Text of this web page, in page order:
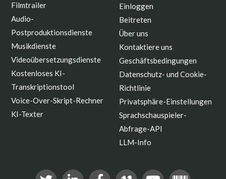
Filmtrailer
Audio-
Postproduktionsdienste
Musikdienste
Videoübersetzungsdienste
Kostenloses KI-
Transkriptionstool
Voice-Over-Skript-Rechner
KI-Texter
Einloggen
Beitreten
Über uns
Kontaktiere uns
Geschäftsbedingungen
Datenschutz- und Cookie-
Richtlinie
Privatsphäre-Einstellungen
Sprachschauspieler-
Abfrage-API
LLM-Info